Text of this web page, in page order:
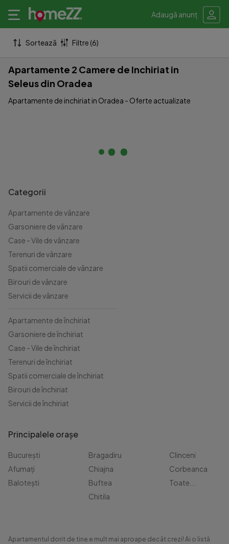
Adaugă anunț
Sortează Filtre (6)
Apartamente 2 Camere de Inchiriat in
Seleus din Oradea
Apartamente de inchiriat in Oradea - Oferte actualizate
Categorii
Apartamente de vânzare
Garsoniere de vânzare
Case - Vile de vânzare
Terenuri de vânzare
Spatii comerciale de vânzare
Birouri de vânzare
Servicii de vânzare
Apartamente de închiriat
Garsoniere de închiriat
Case - Vile de închiriat
Terenuri de închiriat
Spatii comerciale de închiriat
Birouri de închiriat
Servicii de închiriat
Principalele orașe
București
Afumați
Balotești
Bragadiru
Chiajna
Buftea
Chitila
Clinceni
Corbeanca
Toate...
Apartamentul dorit de tine e mult mai aproape decât crezi! Ai o listă